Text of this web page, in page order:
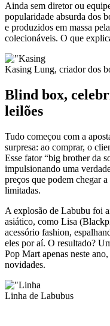
Ainda sem diretor ou
popularidade absurda dos
e produzidos em massa
colecionáveis. O que
Kasing Lung, criador dos
Blind box,
leilões
Tudo começou com a
surpresa: ao comprar, o
Esse fator “big brother da
impulsionando uma
preços que podem chegar
limitadas.
A explosão de Labubu foi
asiático, como Lisa
acessório fashion,
eles por aí. O resultado?
Pop Mart apenas neste
novidades.
Linha de Labubus